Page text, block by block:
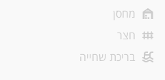
מחסן
חצר
בריכת שחייה